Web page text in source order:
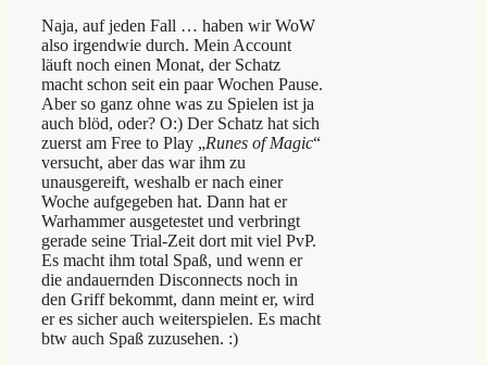
Naja, auf jeden Fall … haben wir WoW
also irgendwie durch. Mein Account
läuft noch einen Monat, der Schatz
macht schon seit ein paar Wochen Pause.
Aber so ganz ohne was zu Spielen ist ja
auch blöd, oder? O:) Der Schatz hat sich
zuerst am Free to Play „Runes of Magic“
versucht, aber das war ihm zu
unausgereift, weshalb er nach einer
Woche aufgegeben hat. Dann hat er
Warhammer ausgetestet und verbringt
gerade seine Trial-Zeit dort mit viel PvP.
Es macht ihm total Spaß, und wenn er
die andauernden Disconnects noch in
den Griff bekommt, dann meint er, wird
er es sicher auch weiterspielen. Es macht
btw auch Spaß zuzusehen. :)